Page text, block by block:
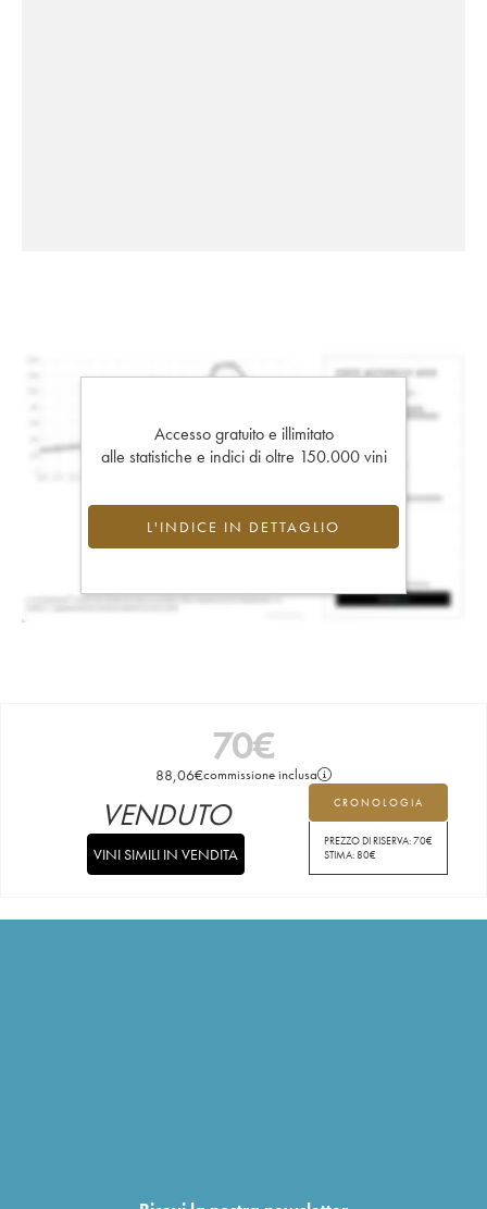
Accesso gratuito e illimitato
alle statistiche e indici di oltre 150.000 vini
L'INDICE IN DETTAGLIO
70€
88,06€commissione inclusa
CRONOLOGIA
PREZZO DI RISERVA:70€
STIMA:80€
VENDUTO
VINI SIMILI IN VENDITA